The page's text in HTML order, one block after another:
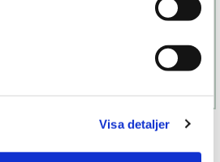
Visa detaljer
Finns fler alternativ